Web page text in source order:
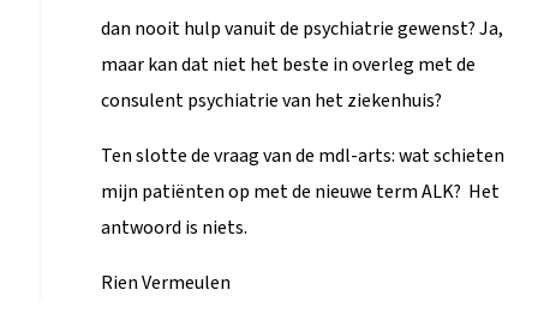
dan nooit hulp vanuit de psychiatrie gewenst? Ja,
maar kan dat niet het beste in overleg met de
consulent psychiatrie van het ziekenhuis?
Ten slotte de vraag van de mdl-arts: wat schieten
mijn patiënten op met de nieuwe term ALK? Het
antwoord is niets.
Rien Vermeulen